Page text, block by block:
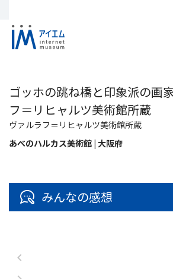
ゴッホの跳ね橋と印象派の画
フ＝リヒャルツ美術館所蔵
ヴァルラフ＝リヒャルツ美術館所蔵
あべのハルカス美術館 | 大阪府
みんなの感想